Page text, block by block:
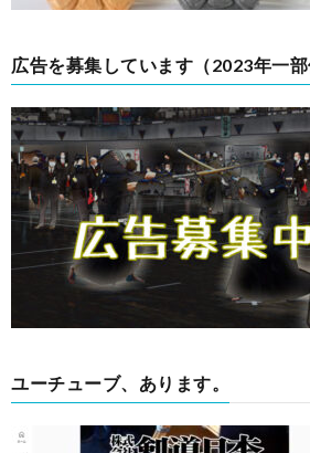
広告を募集しています（2023年一部
ユーチューブ、あります。